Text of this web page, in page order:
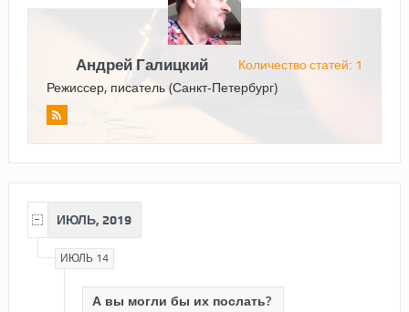
Андрей Галицкий Количество статей: 1
Режиссер, писатель (Санкт-Петербург)
ИЮЛЬ, 2019
ИЮЛЬ 14
А вы могли бы их послать?